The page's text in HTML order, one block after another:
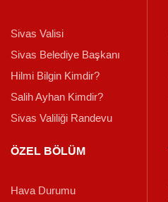
Sivas Valisi
Sivas Belediye Başkanı
Hilmi Bilgin Kimdir?
Salih Ayhan Kimdir?
Sivas Valiliği Randevu
ÖZEL BÖLÜM
Hava Durumu